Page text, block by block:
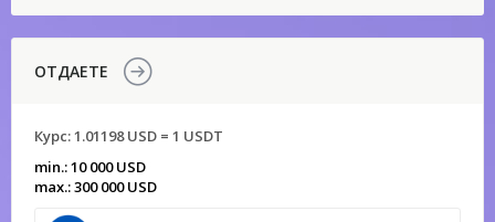
ОТДАЕТЕ
Курс:1.01198 USD = 1 USDT
min.: 10 000 USD
max.: 300 000 USD